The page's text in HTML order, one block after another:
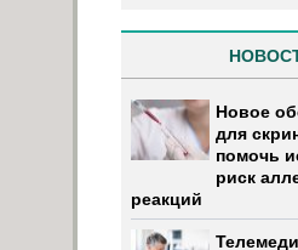
Новое
для
помочь
риск
реакций